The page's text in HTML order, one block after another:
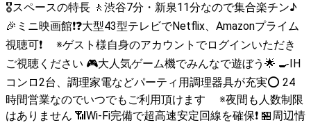
🎖スペースの特長 🚶渋谷7分・新泉11分なので集合楽チン♪
🎉ミニ映画館❗❓大型43型テレビでNetflix、Amazonプライム
視聴可❗ ※ゲスト様自身のアカウントでログインいただき
ご視聴ください 🎮大人気ゲーム機でみんなで遊ぼう🌟 🍳IH
コンロ2台、調理家電などパーティ用調理器具が充実⭕ 24
時間営業なのでいつでもご利用頂けます ※夜間も人数制限
はありません 📶Wi-Fi完備で超高速安定回線を確保❗ 🏪周辺情